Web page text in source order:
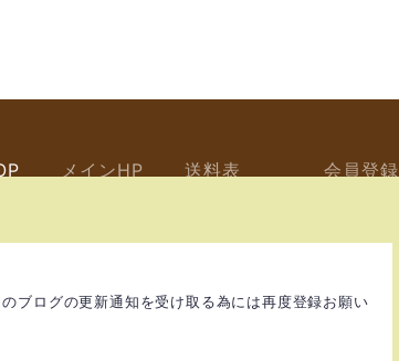
メインHP 送料表 会員登録
ブログの更新通知を受け取る為には再度登録お願い